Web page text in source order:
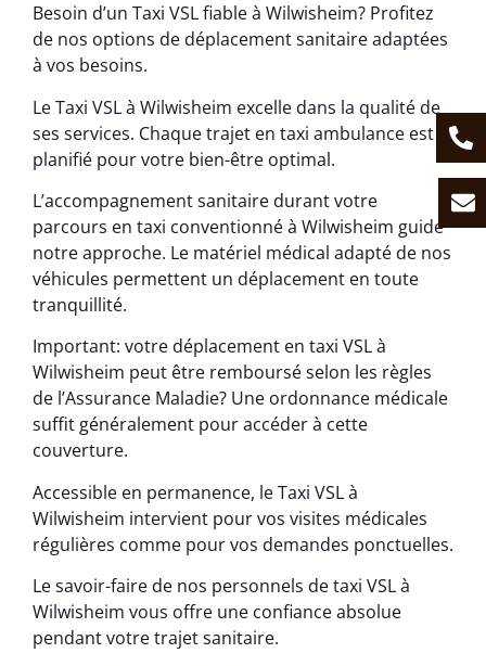
Besoin d’un Taxi VSL fiable à Wilwisheim? Profitez
de nos options de déplacement sanitaire adaptées
à vos besoins.
Le Taxi VSL à Wilwisheim excelle dans la qualité de
ses services. Chaque trajet en taxi ambulance est
planifié pour votre bien-être optimal.
L’accompagnement sanitaire durant votre
parcours en taxi conventionné à Wilwisheim guide
notre approche. Le matériel médical adapté de nos
véhicules permettent un déplacement en toute
tranquillité.
Important: votre déplacement en taxi VSL à
Wilwisheim peut être remboursé selon les règles
de l’Assurance Maladie? Une ordonnance médicale
suffit généralement pour accéder à cette
couverture.
Accessible en permanence, le Taxi VSL à
Wilwisheim intervient pour vos visites médicales
régulières comme pour vos demandes ponctuelles.
Le savoir-faire de nos personnels de taxi VSL à
Wilwisheim vous offre une confiance absolue
pendant votre trajet sanitaire.